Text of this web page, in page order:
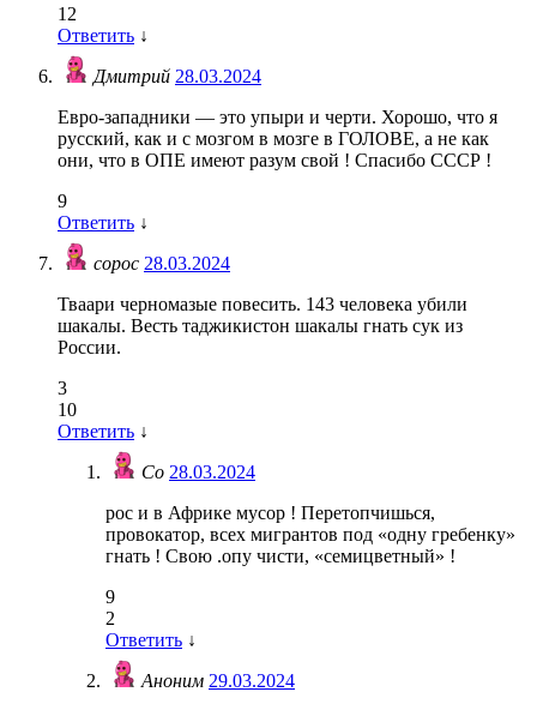
12
Ответить ↓
Дмитрий 28.03.2024
Евро-западники — это упыри и черти. Хорошо, что я
русский, как и с мозгом в мозге в ГОЛОВЕ, а не как
они, что в ОПЕ имеют разум свой ! Спасибо СССР !
9
Ответить ↓
сорос 28.03.2024
Тваари черномазые повесить. 143 человека убили
шакалы. Весть таджикистон шакалы гнать сук из
России.
3
10
Ответить ↓
Со 28.03.2024
рос и в Африке мусор ! Перетопчишься,
провокатор, всех мигрантов под «одну гребенку»
гнать ! Свою .опу чисти, «семицветный» !
9
2
Ответить ↓
Аноним 29.03.2024